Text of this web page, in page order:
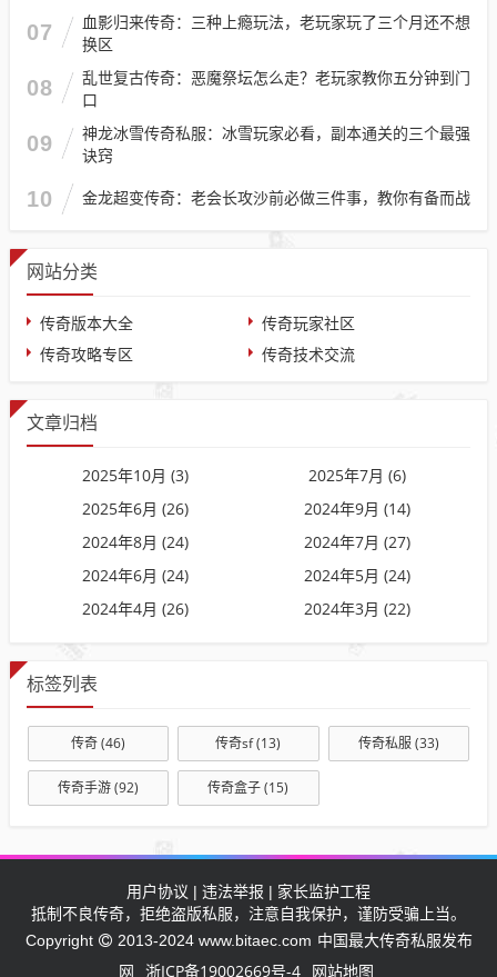
07
血影归来传奇：三种上瘾玩法，老玩家玩了三个月还不想
换区
08
乱世复古传奇：恶魔祭坛怎么走？老玩家教你五分钟到门
口
09
神龙冰雪传奇私服：冰雪玩家必看，副本通关的三个最强
诀窍
10 金龙超变传奇：老会长攻沙前必做三件事，教你有备而战
网站分类
传奇版本大全
传奇玩家社区
传奇攻略专区
传奇技术交流
文章归档
2025年10月 (3)
2025年7月 (6)
2025年6月 (26)
2024年9月 (14)
2024年8月 (24)
2024年7月 (27)
2024年6月 (24)
2024年5月 (24)
2024年4月 (26)
2024年3月 (22)
标签列表
传奇(46) 传奇sf(13) 传奇私服(33)
传奇手游(92) 传奇盒子(15)
用户协议 | 违法举报 | 家长监护工程
抵制不良传奇，拒绝盗版私服，注意自我保护，谨防受骗上当。
Copyright
2013-2024 www.bitaec.com 中国最大传奇私服发布
网 浙ICP备19002669号-4 网站地图